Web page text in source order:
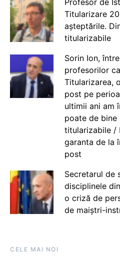
Titularizare
așteptările.
titularizabile
Sorin Ion,
profesorilor
Titularizarea,
post pe
ultimii ani am
poate de
titularizabile /
garanta de la
post
Secretarul de
disciplinele
o criză de
de maiștri-
CELE MAI NOI